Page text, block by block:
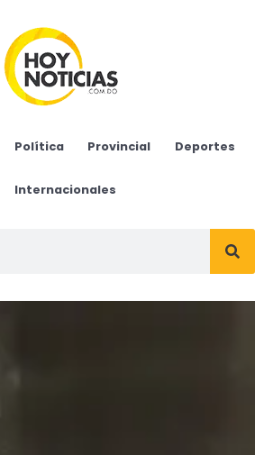
Política Provincial Deportes
Internacionales